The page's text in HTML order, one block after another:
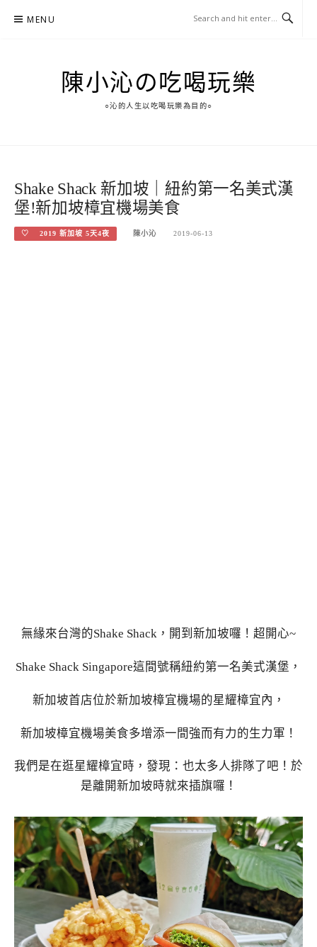
MENU
陳小沁の吃喝玩樂
○沁的人生以吃喝玩樂為目的○
Shake Shack 新加坡｜紐約第一名美式漢
堡!新加坡樟宜機場美食
♡ 2019 新加坡 5天4夜 陳小沁 2019-06-13
無緣來台灣的Shake Shack，開到新加坡囉！超開心~
Shake Shack Singapore這間號稱紐約第一名美式漢堡，
新加坡首店位於新加坡樟宜機場的星耀樟宜內，
新加坡樟宜機場美食多增添一間強而有力的生力軍！
我們是在逛星耀樟宜時，發現：也太多人排隊了吧！於
是離開新加坡時就來插旗囉！